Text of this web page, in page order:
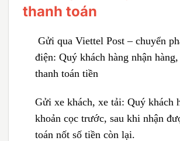
thanh toán
Gửi qua Viettel Post – chuyển
điện: Quý khách hàng nhận
thanh toán tiền
Gửi xe khách, xe tải: Quý khách
khoản cọc trước, sau khi nhận
toán nốt số tiền còn lại.